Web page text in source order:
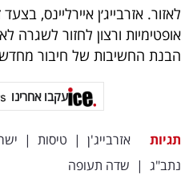
פרסמו
באייס
לאזור. אזרבייג׳ן איירליינס,
אופטימיות ורצון לחזור
הבנת החשיבות של חיבור מחדש
עקבו אחרינו
תגיות אזרבייג'ן | טיסות |
נתב"ג | שדה תעופה